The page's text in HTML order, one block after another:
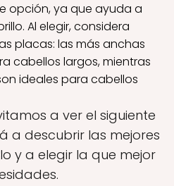
opción, ya que ayuda a
Al elegir, considera
placas: las más anchas
cabellos largos, mientras
ideales para cabellos
a ver el siguiente
a descubrir las mejores
y a elegir la que mejor